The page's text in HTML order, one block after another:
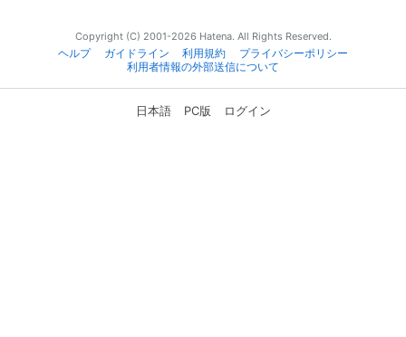
Copyright (C) 2001-2026 Hatena. All Rights Reserved.
ヘルプ
ガイドライン 利用規約
プライバシーポリシー
利用者情報の外部送信について
日本語 PC版 ログイン